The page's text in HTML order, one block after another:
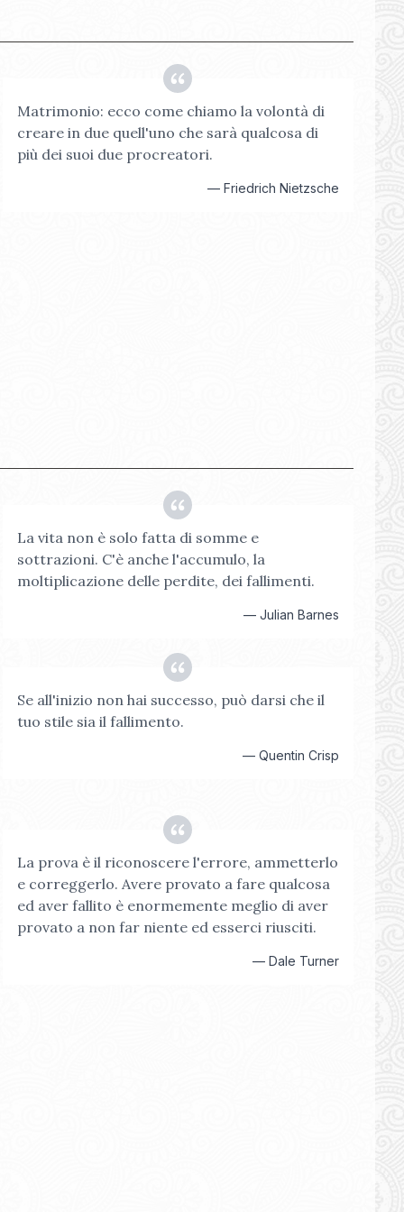
Matrimonio: ecco come chiamo la volontà di
creare in due quell'uno che sarà qualcosa di
più dei suoi due procreatori.
— Friedrich Nietzsche
La vita non è solo fatta di somme e
sottrazioni. C'è anche l'accumulo, la
moltiplicazione delle perdite, dei fallimenti.
— Julian Barnes
Se all'inizio non hai successo, può darsi che il
tuo stile sia il fallimento.
— Quentin Crisp
La prova è il riconoscere l'errore, ammetterlo
e correggerlo. Avere provato a fare qualcosa
ed aver fallito è enormemente meglio di aver
provato a non far niente ed esserci riusciti.
— Dale Turner